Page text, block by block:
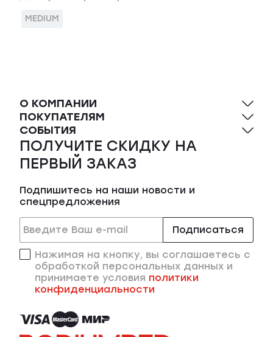
MEDIUM
О КОМПАНИИ
ПОКУПАТЕЛЯМ
СОБЫТИЯ
ПОЛУЧИТЕ СКИДКУ НА
ПЕРВЫЙ ЗАКАЗ
Подпишитесь на наши новости и
спецпредложения
Подписаться
Нажимая на кнопку, вы соглашаетесь с
обработкой персональных данных и
принимаете условия политики
конфиденциальности